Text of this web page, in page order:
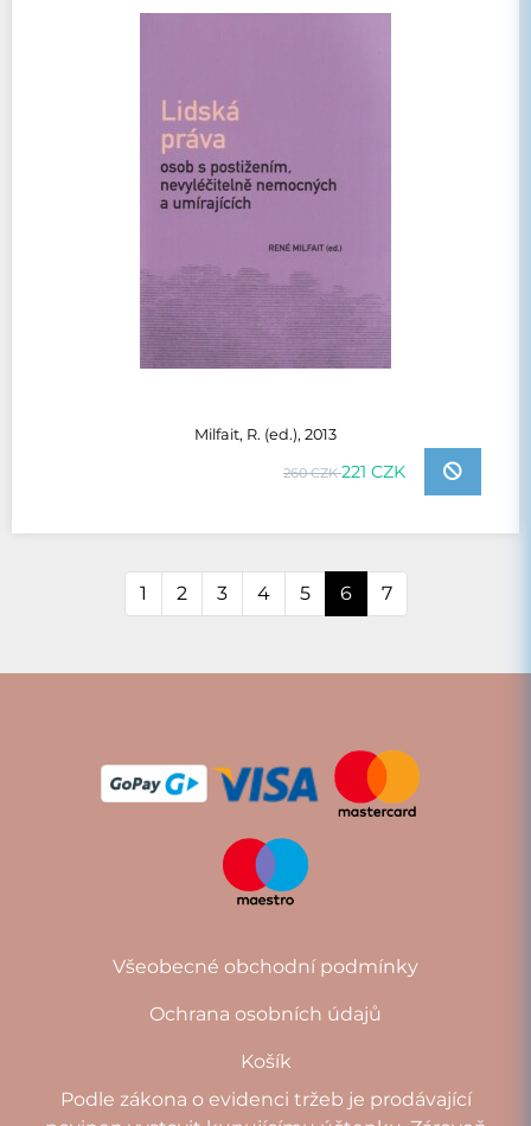
Milfait, R. (ed.), 2013
260 CZK221 CZK
1 2 3 4 5 6 7
Všeobecné obchodní podmínky
Ochrana osobních údajů
Košík
Podle zákona o evidenci tržeb je prodávající